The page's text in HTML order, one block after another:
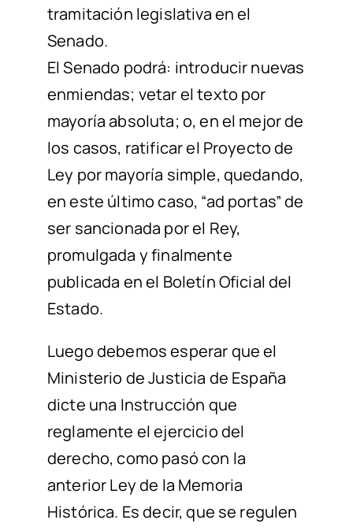
tramitación legislativa en el
Senado.
El Senado podrá: introducir nuevas
enmiendas; vetar el texto por
mayoría absoluta; o, en el mejor de
los casos, ratificar el Proyecto de
Ley por mayoría simple, quedando,
en este último caso, “ad portas” de
ser sancionada por el Rey,
promulgada y finalmente
publicada en el Boletín Oficial del
Estado.
Luego debemos esperar que el
Ministerio de Justicia de España
dicte una Instrucción que
reglamente el ejercicio del
derecho, como pasó con la
anterior Ley de la Memoria
Histórica. Es decir, que se regulen